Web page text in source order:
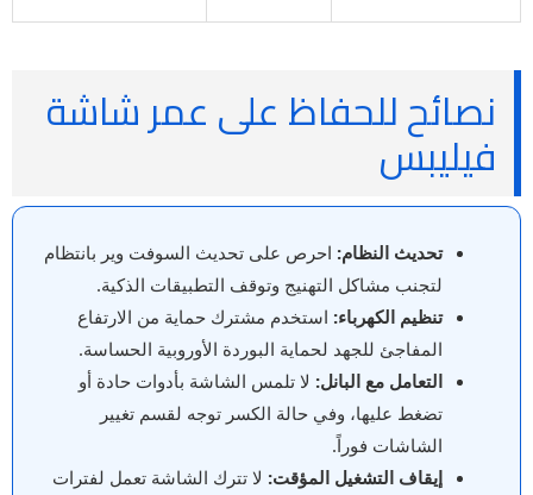
نصائح للحفاظ على عمر شاشة
فيليبس
تحديث النظام: احرص على تحديث السوفت وير بانتظام
لتجنب مشاكل التهنيج وتوقف التطبيقات الذكية.
تنظيم الكهرباء: استخدم مشترك حماية من الارتفاع
المفاجئ للجهد لحماية البوردة الأوروبية الحساسة.
التعامل مع البانل: لا تلمس الشاشة بأدوات حادة أو
تضغط عليها، وفي حالة الكسر توجه لقسم تغيير
الشاشات فوراً.
إيقاف التشغيل المؤقت: لا تترك الشاشة تعمل لفترات